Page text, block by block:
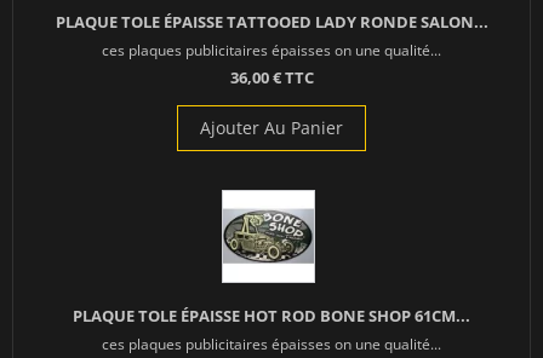
PLAQUE TOLE ÉPAISSE TATTOOED LADY RONDE SALON...
ces plaques publicitaires épaisses on une qualité...
36,00 € TTC
Ajouter Au Panier
PLAQUE TOLE ÉPAISSE HOT ROD BONE SHOP 61CM...
ces plaques publicitaires épaisses on une qualité...